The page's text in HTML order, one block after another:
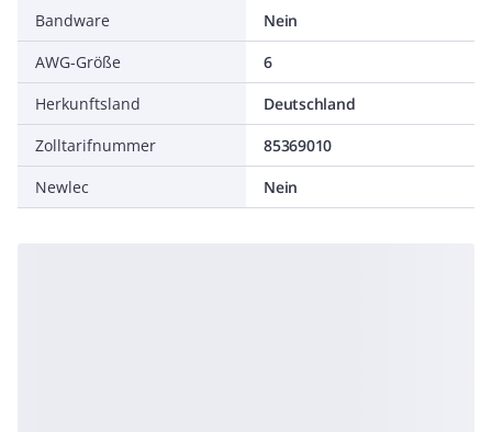
Bandware
Nein
AWG-Größe
6
Herkunftsland
Deutschland
Zolltarifnummer
85369010
Newlec
Nein